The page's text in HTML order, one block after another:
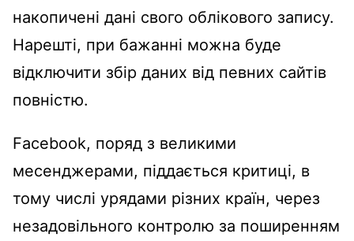
накопичені дані свого облікового запису.
Нарешті, при бажанні можна буде
відключити збір даних від певних сайтів
повністю.
Facebook, поряд з великими
месенджерами, піддається критиці, в
тому числі урядами різних країн, через
незадовільного контролю за поширенням